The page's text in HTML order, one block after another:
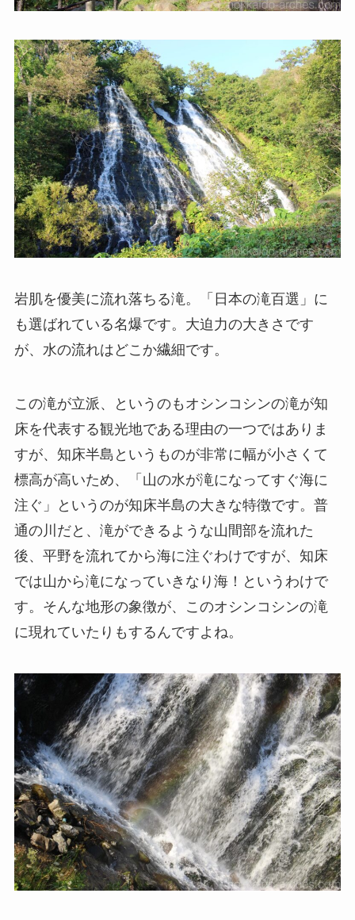
岩肌を優美に流れ落ちる滝。「日本の滝百選」に
も選ばれている名爆です。大迫力の大きさです
が、水の流れはどこか繊細です。
この滝が立派、というのもオシンコシンの滝が知
床を代表する観光地である理由の一つではありま
すが、知床半島というものが非常に幅が小さくて
標高が高いため、「山の水が滝になってすぐ海に
注ぐ」というのが知床半島の大きな特徴です。普
通の川だと、滝ができるような山間部を流れた
後、平野を流れてから海に注ぐわけですが、知床
では山から滝になっていきなり海！というわけで
す。そんな地形の象徴が、このオシンコシンの滝
に現れていたりもするんですよね。